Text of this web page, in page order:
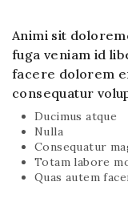
Animi sit
fuga veniam id
facere dolorem
consequatur
Ducimus atque
Nulla
Consequatur
Totam labore
Quas autem